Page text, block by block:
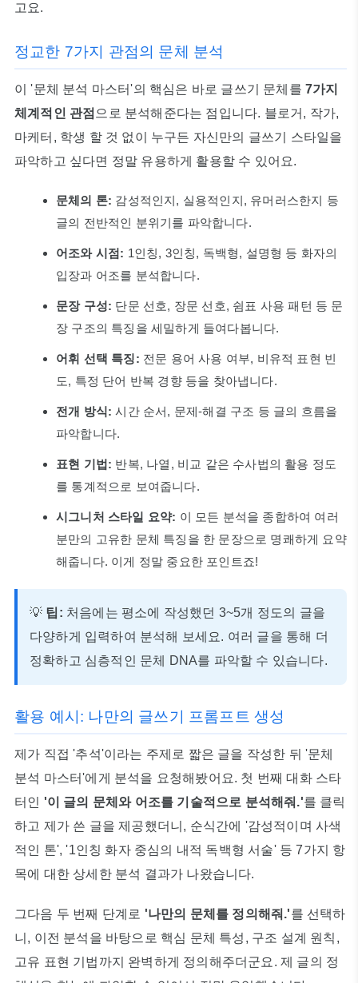
고요.
정교한 7가지 관점의 문체 분석
이 '문체 분석 마스터'의 핵심은 바로 글쓰기 문체를7가지
체계적인 관점 으로 분석해준다는 점입니다. 블로거, 작가,
마케터, 학생 할 것 없이 누구든 자신만의 글쓰기 스타일을
파악하고 싶다면 정말 유용하게 활용할 수 있어요.
문체의 톤: 감성적인지, 실용적인지, 유머러스한지 등
글의 전반적인 분위기를 파악합니다.
어조와 시점: 1인칭, 3인칭, 독백형, 설명형 등 화자의
입장과 어조를 분석합니다.
문장 구성: 단문 선호, 장문 선호, 쉼표 사용 패턴 등 문
장 구조의 특징을 세밀하게 들여다봅니다.
어휘 선택 특징: 전문 용어 사용 여부, 비유적 표현 빈
도, 특정 단어 반복 경향 등을 찾아냅니다.
전개 방식: 시간 순서, 문제-해결 구조 등 글의 흐름을
파악합니다.
표현 기법: 반복, 나열, 비교 같은 수사법의 활용 정도
를 통계적으로 보여줍니다.
시그니처 스타일 요약: 이 모든 분석을 종합하여 여러
분만의 고유한 문체 특징을 한 문장으로 명쾌하게 요약
해줍니다. 이게 정말 중요한 포인트죠!
💡 팁: 처음에는 평소에 작성했던 3~5개 정도의 글을
다양하게 입력하여 분석해 보세요. 여러 글을 통해 더
정확하고 심층적인 문체 DNA를 파악할 수 있습니다.
활용 예시: 나만의 글쓰기 프롬프트 생성
제가 직접 '추석'이라는 주제로 짧은 글을 작성한 뒤 '문체
분석 마스터'에게 분석을 요청해봤어요. 첫 번째 대화 스타
터인 '이 글의 문체와 어조를 기술적으로 분석해줘.'를 클릭
하고 제가 쓴 글을 제공했더니, 순식간에 '감성적이며 사색
적인 톤', '1인칭 화자 중심의 내적 독백형 서술' 등 7가지 항
목에 대한 상세한 분석 결과가 나왔습니다.
그다음 두 번째 단계로 '나만의 문체를 정의해줘.'를 선택하
니, 이전 분석을 바탕으로 핵심 문체 특성, 구조 설계 원칙,
고유 표현 기법까지 완벽하게 정의해주더군요. 제 글의 정